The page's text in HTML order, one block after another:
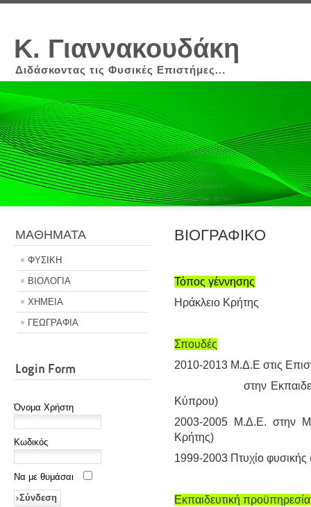
Κ. Γιαννακουδάκη
Διδάσκοντας τις Φυσικές Επιστήμες...
ΜΑΘΗΜΑΤΑ
ΦΥΣΙΚΗ
ΒΙΟΛΟΓΙΑ
ΧΗΜΕΙΑ
ΓΕΩΓΡΑΦΙΑ
Login Form
Όνομα Χρήστη
Κωδικός
Να με θυμάσαι
ΒΙΟΓΡΑΦΙΚΟ
Τόπος γέννησης
Ηράκλειο Κρήτης
Σπουδές
2010-2013 Μ.Δ.Ε στις
στην
Κύπρου)
2003-2005 Μ.Δ.Ε. στην
Κρήτης)
1999-2003 Πτυχίο φυσικής
Εκπαιδευτική προϋπηρεσία